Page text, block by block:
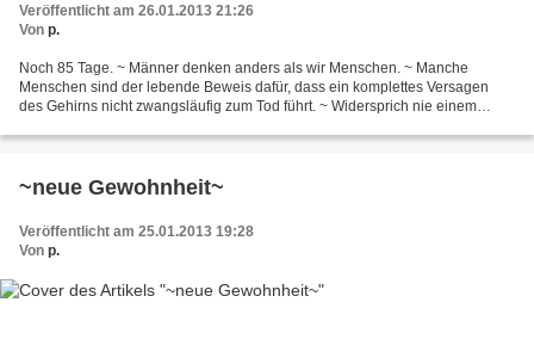
Veröffentlicht am 26.01.2013 21:26
Von p.
Noch 85 Tage. ~ Männer denken anders als wir Menschen. ~ Manche
Menschen sind der lebende Beweis dafür, dass ein komplettes Versagen
des Gehirns nicht zwangsläufig zum Tod führt. ~ Widersprich nie einem
~neue Gewohnheit~
Veröffentlicht am 25.01.2013 19:28
Von p.